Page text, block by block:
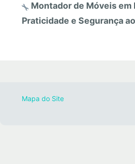
Montador de Móveis em
Praticidade e Segurança
Mapa do Site